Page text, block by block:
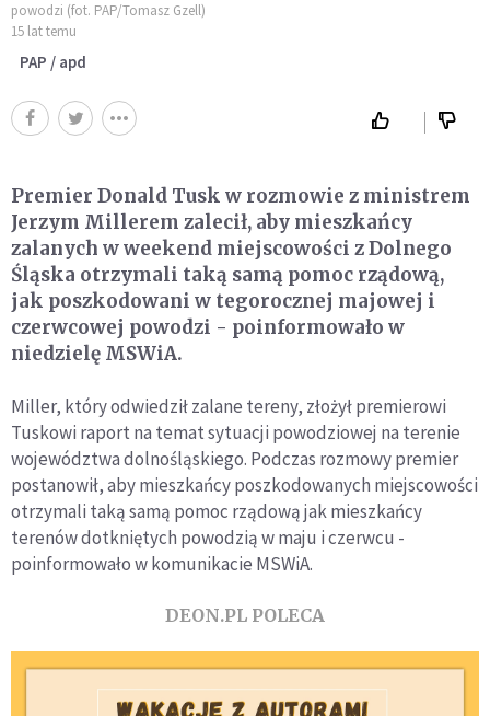
powodzi (fot. PAP/Tomasz Gzell)
15 lat temu
PAP / apd
Premier Donald Tusk w rozmowie z ministrem
Jerzym Millerem zalecił, aby mieszkańcy
zalanych w weekend miejscowości z Dolnego
Śląska otrzymali taką samą pomoc rządową,
jak poszkodowani w tegorocznej majowej i
czerwcowej powodzi - poinformowało w
niedzielę MSWiA.
Miller, który odwiedził zalane tereny, złożył premierowi
Tuskowi raport na temat sytuacji powodziowej na terenie
województwa dolnośląskiego. Podczas rozmowy premier
postanowił, aby mieszkańcy poszkodowanych miejscowości
otrzymali taką samą pomoc rządową jak mieszkańcy
terenów dotkniętych powodzią w maju i czerwcu -
poinformowało w komunikacie MSWiA.
DEON.PL POLECA